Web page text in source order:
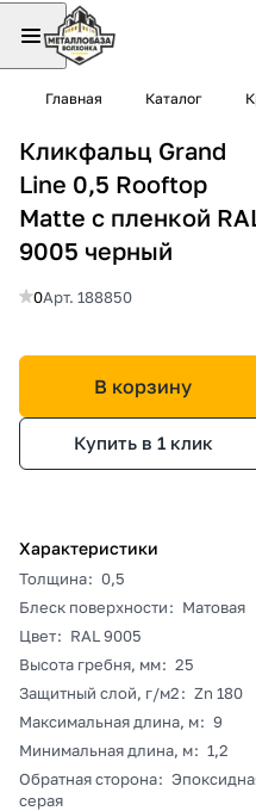
Главная Каталог
Кликфальц Grand
Line 0,5 Rooftop
Matte с пленкой
9005 черный
0Арт. 188850
В корзину
Купить в 1 клик
Характеристики
Толщина: 0,5
Блеск поверхности: Матовая
Цвет: RAL 9005
Высота гребня, мм: 25
Защитный слой, г/м2: Zn 180
Максимальная длина, м: 9
Минимальная длина, м: 1,2
Обратная сторона:
серая